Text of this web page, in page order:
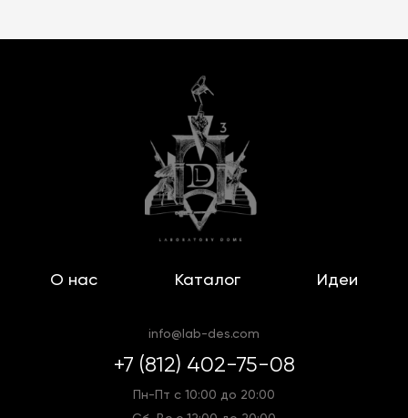
О нас Каталог Идеи
info@lab-des.com
+7 (812) 402-75-08
Пн-Пт с 10:00 до 20:00